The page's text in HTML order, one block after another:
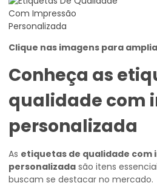
Clique nas imagens para
Conheça as
qualidade com
personalizada
As etiquetas de qualidade com
personalizada são itens
buscam se destacar no mercado.